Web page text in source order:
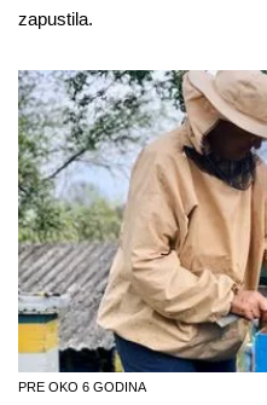
zapustila.
PRE OKO 6 GODINA